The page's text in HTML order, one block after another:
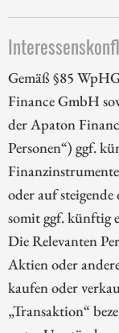
Gemäß §85
Finance GmbH
der Apaton
Personen“) ggf.
oder auf
somit ggf. künftig
Die Relevanten
Aktien oder
kaufen oder
„Transaktion“